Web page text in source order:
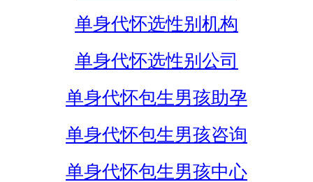
单身代怀选性别机构
单身代怀选性别公司
单身代怀包生男孩助孕
单身代怀包生男孩咨询
单身代怀包生男孩中心